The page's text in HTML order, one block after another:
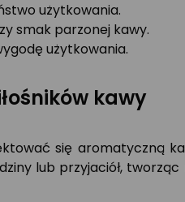
użytkowania.
smak parzonej kawy.
użytkowania.
kawy
się aromatyczną
lub przyjaciół,